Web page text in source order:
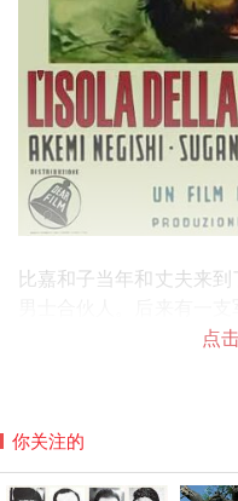
比嘉和子当年和丈夫来
和子同丈夫帮助受伤的
点
你关注的